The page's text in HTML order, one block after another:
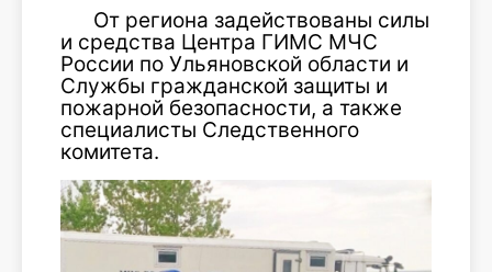
От региона задействованы силы
и средства Центра ГИМС МЧС
России по Ульяновской области и
Службы гражданской защиты и
пожарной безопасности, а также
специалисты Следственного
комитета.